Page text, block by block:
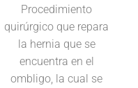
Procedimiento
quirúrgico que repara
la hernia que se
encuentra en el
ombligo, la cual se